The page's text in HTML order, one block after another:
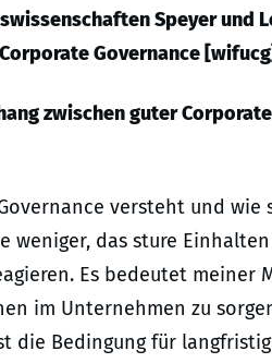
Speyer und
Governance
zwischen guter Corporate
versteht und wie
weniger, das sture
Es bedeutet meiner
im Unternehmen zu
die Bedingung für langfristig